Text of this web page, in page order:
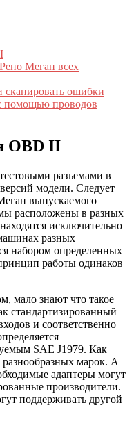
Меган всех
сканировать ошибки
помощью проводов
OBD II
разъемами в
модели. Следует
выпускаемого
расположены в разных
исключительно
разных
набором определенных
работы одинаков
мало знают что такое
стандартизированный
и соответственно
SAE J1979. Как
марок. А
адаптеры могут
производители.
поддерживать другой